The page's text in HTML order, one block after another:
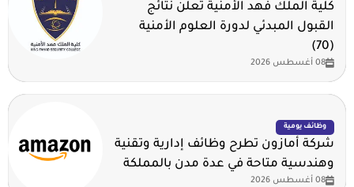
كلية الملك فهد الأمنية تعلن نتائج
القبول المبدئي لدورة العلوم الأمنية
(70)
08 أغسطس 2026
وظائف يومية
شركة أمازون تطرح وظائف إدارية وتقنية
وهندسية متاحة في عدة مدن بالمملكة
08 أغسطس 2026